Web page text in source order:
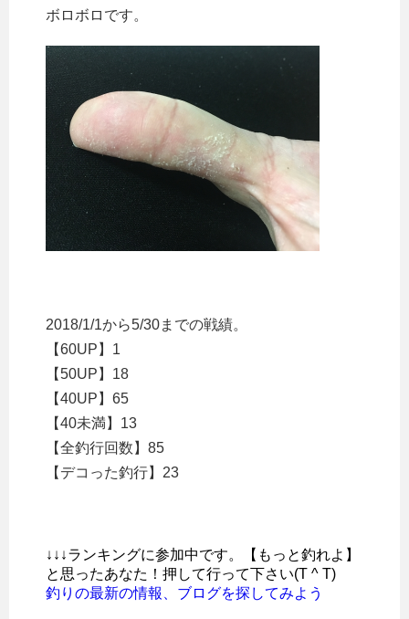
ボロボロです。
2018/1/1から5/30までの戦績。
【60UP】1
【50UP】18
【40UP】65
【40未満】13
【全釣行回数】85
【デコった釣行】23
↓↓↓ランキングに参加中です。【もっと釣れよ】
と思ったあなた！押して行って下さい(T ^ T)
釣りの最新の情報、ブログを探してみよう